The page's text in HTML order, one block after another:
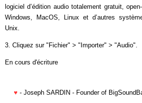
logiciel d’édition audio totalement gratuit,
Windows, MacOS, Linux et d’autres
Unix.
3. Cliquez sur "Fichier" > "Importer" > "Audio".
En cours d'écriture
♥ - Joseph SARDIN - Founder of